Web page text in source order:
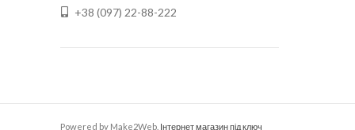
+38 (097) 22-88-222
Powered by Make2Web. Інтернет магазин під ключ